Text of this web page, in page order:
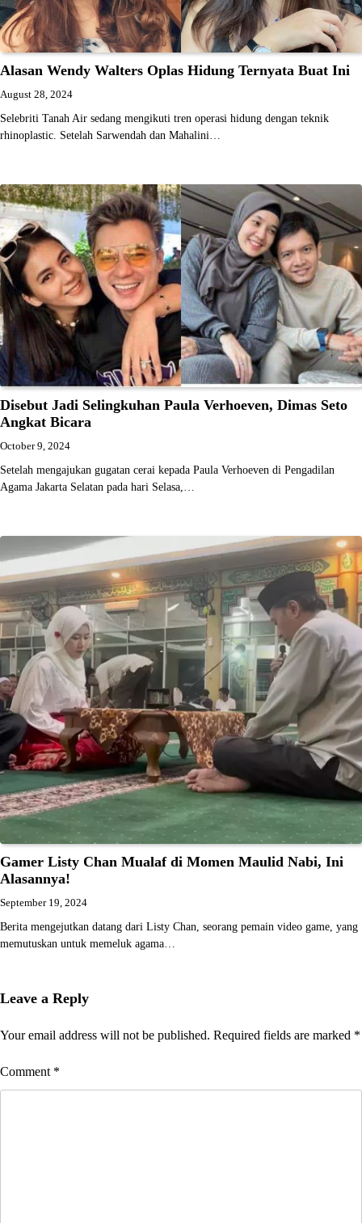
Alasan Wendy Walters Oplas Hidung Ternyata Buat Ini
August 28, 2024
Selebriti Tanah Air sedang mengikuti tren operasi hidung dengan teknik
rhinoplastic. Setelah Sarwendah dan Mahalini…
Disebut Jadi Selingkuhan Paula Verhoeven, Dimas Seto
Angkat Bicara
October 9, 2024
Setelah mengajukan gugatan cerai kepada Paula Verhoeven di Pengadilan
Agama Jakarta Selatan pada hari Selasa,…
Gamer Listy Chan Mualaf di Momen Maulid Nabi, Ini
Alasannya!
September 19, 2024
Berita mengejutkan datang dari Listy Chan, seorang pemain video game, yang
memutuskan untuk memeluk agama…
Leave a Reply
Your email address will not be published. Required fields are marked *
Comment *